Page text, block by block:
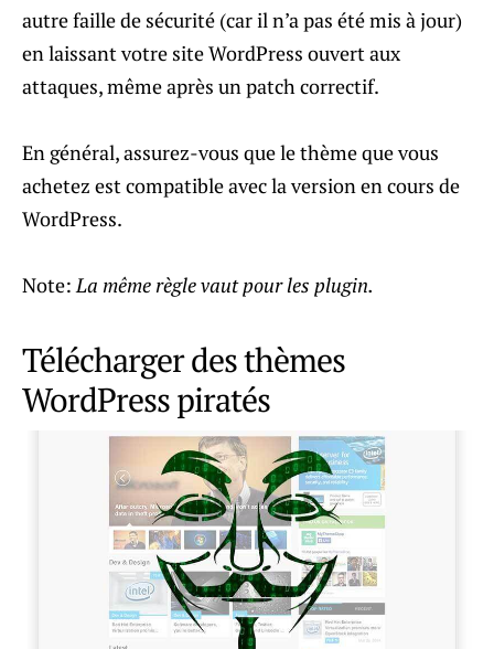
autre faille de sécurité (car il n’a pas été mis à jour)
en laissant votre site WordPress ouvert aux
attaques, même après un patch correctif.
En général, assurez-vous que le thème que vous
achetez est compatible avec la version en cours de
WordPress.
Note: La même règle vaut pour les plugin.
Télécharger des thèmes
WordPress piratés